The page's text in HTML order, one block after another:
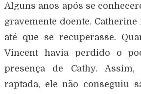
Alguns anos após se
gravemente doente.
até que se recuperasse.
Vincent havia perdido o
presença de Cathy.
raptada, ele não conseguiu